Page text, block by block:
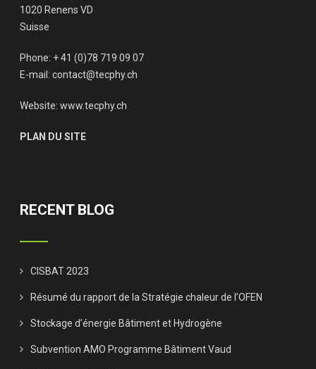
1020 Renens VD
Suisse
Phone: + 41 (0)78 719 09 07
E-mail:contact@tecphy.ch
Website:www.tecphy.ch
PLAN DU SITE
RECENT BLOG
CISBAT 2023
Résumé du rapport de la Stratégie chaleur de l’OFEN
Stockage d’énergie Bâtiment et Hydrogène
Subvention AMO Programme Bâtiment Vaud